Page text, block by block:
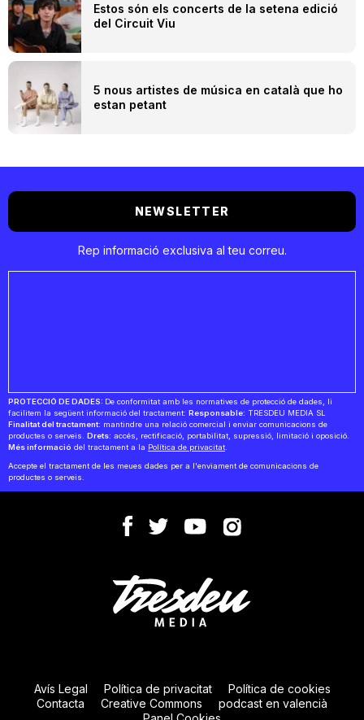
Estos són els concerts de la setena edició
del Circuit Viu
5 nous artistes de música en català que ho
estan petant
NEWSLETTER
Rep informació exclusiva al teu correu.
PROTECCIÓ DE DADES: De conformitat amb les normatives de protecció de dades, li
facilitem la següent informació del tractament: Responsable: TRESDEU MEDIA SL
Finalitat del tractament: mantindre una relació comercial i enviar comunicacions de
productes o serveis. Drets: accés, rectificació, portabilitat, supressió, limitació i oposició.
Més informació del tractament a la Política de privacitat
Accepte el tractament de les meues dades per a l'enviament de comunicacions de
productes o serveis.
Avís Legal Política de privacitat
Política de cookies
Contacta
Creative Commons
podcast en valencià